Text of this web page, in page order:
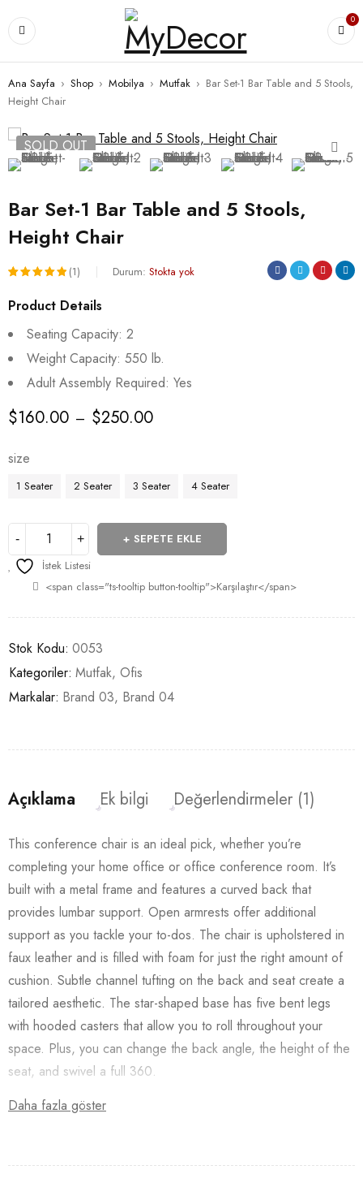
0
Ana Sayfa › Shop › Mobilya › Mutfak › Bar Set-1 Bar Table and 5 Stools,
Height Chair
SOLD OUT
Bar Set-1 Bar Table and 5 Stools,
Height Chair
dayanarak
5
üzerinden
5.00puan
(1) Durum: Stokta yok
Product Details
Seating Capacity: 2
Weight Capacity: 550 lb.
Adult Assembly Required: Yes
$160.00 – $250.00
size
1 Seater 2 Seater 3 Seater 4 Seater
SEPETE EKLE
İstek Listesi
<span class="ts-tooltip button-tooltip">Karşılaştır</span>
Stok Kodu: 0053
Kategoriler: Mutfak, Ofis
Markalar: Brand 03, Brand 04
Açıklama Ek bilgi Değerlendirmeler (1)
This conference chair is an ideal pick, whether you’re
completing your home office or office conference room. It’s
built with a metal frame and features a curved back that
provides lumbar support. Open armrests offer additional
support as you tackle your to-dos. The chair is upholstered in
faux leather and is filled with foam for just the right amount of
cushion. Subtle channel tufting on the back and seat create a
tailored aesthetic. The star-shaped base has five bent legs
with hooded casters that allow you to roll throughout your
space. Plus, you can change the back angle, the height of the
seat, and swivel a full 360.
Features
Weatherproof for all year round display
Daha fazla göster